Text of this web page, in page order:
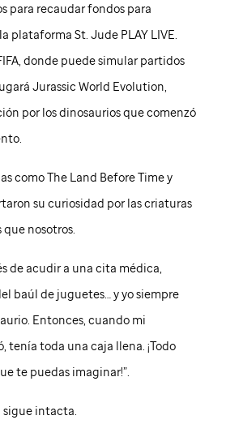
para recaudar fondos para
plataforma St. JudePLAY LIVE.
donde puede simular partidos
Jurassic World Evolution,
por los dinosaurios que comenzó
como The Land Before Time y
su curiosidad por las criaturas
nosotros.
de acudir a una cita médica,
baúl de juguetes… y yo siempre
Entonces, cuando mi
toda una caja llena. ¡Todo
te puedas imaginar!”.
sigue intacta.